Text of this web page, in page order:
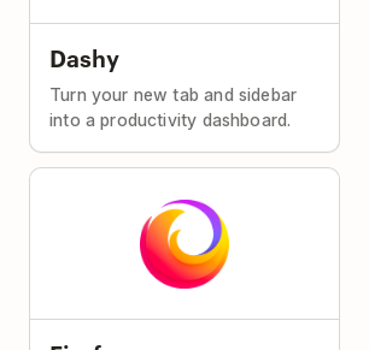
Dashy
Turn your new tab and sidebar
into a productivity dashboard.